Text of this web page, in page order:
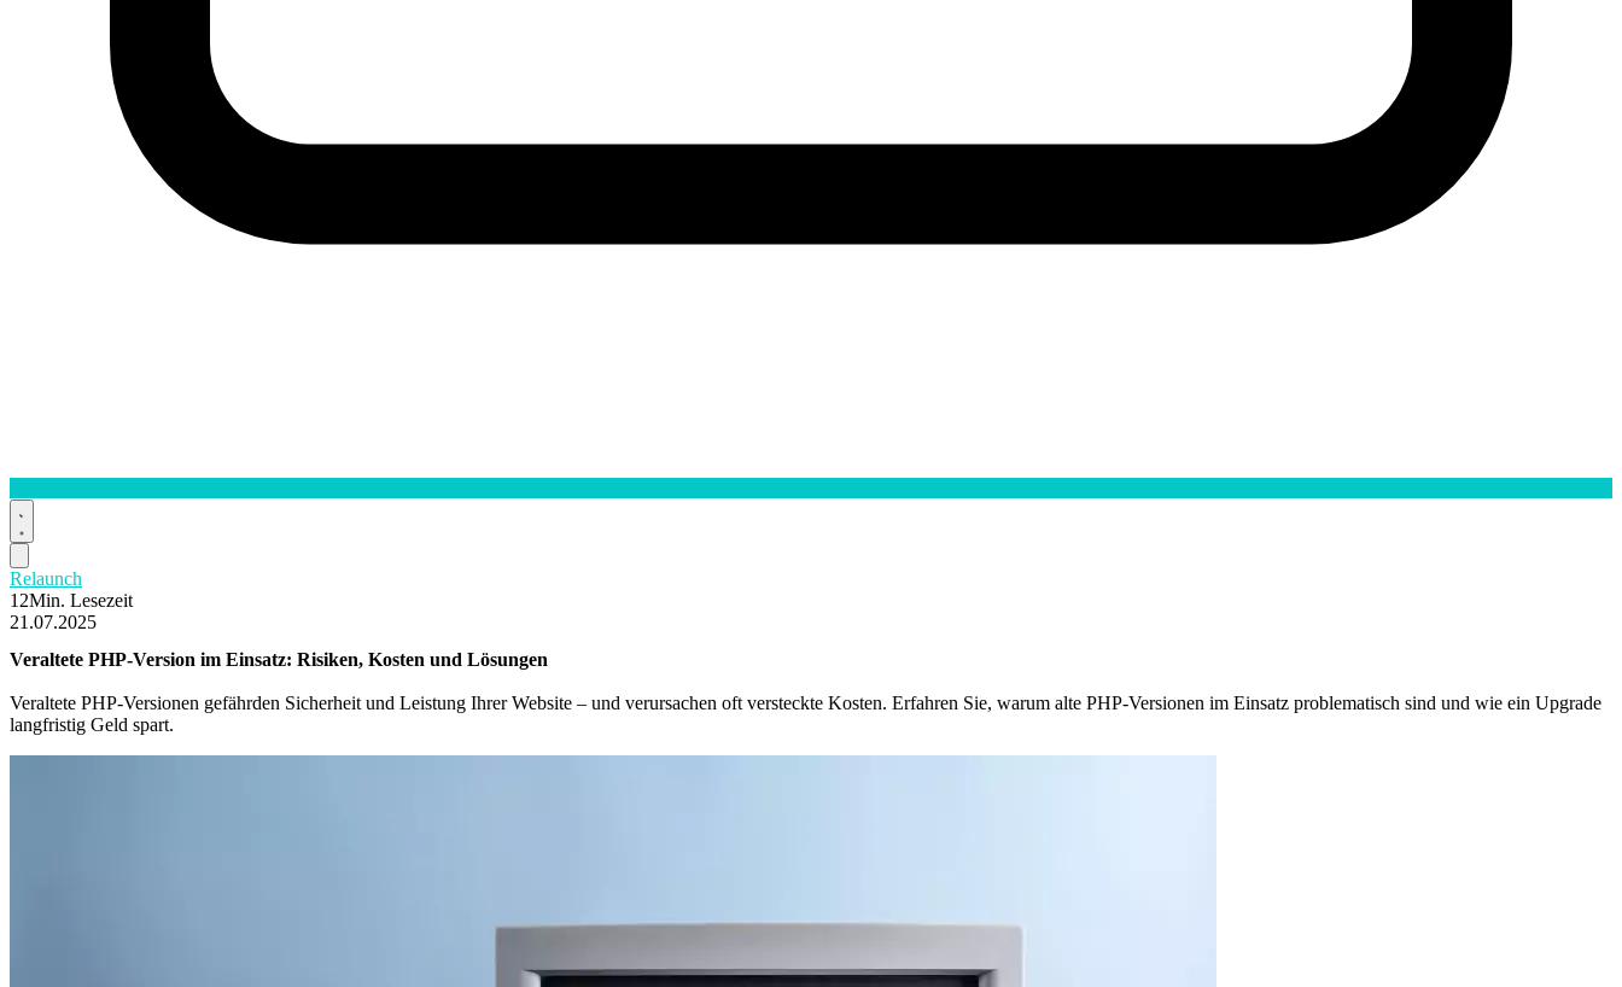
Relaunch
12Min. Lesezeit
21.07.2025
Veraltete PHP-Version im Einsatz: Risiken, Kosten und Lösungen
Veraltete PHP-Versionen gefährden Sicherheit und Leistung Ihrer Website – und verursachen oft versteckte Kosten. Erfahren Sie, warum alte PHP-Versionen im Einsatz problematisch sind und wie ein Upgrade
langfristig Geld spart.